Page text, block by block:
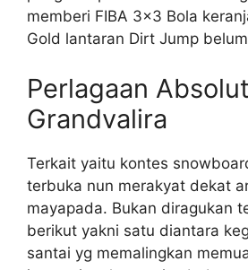
memberi FIBA 3×3 Bola
Gold lantaran Dirt Jump
Perlagaan Absolut
Grandvalira
Terkait yaitu kontes
terbuka nun merakyat dekat
mayapada. Bukan diragukan
berikut yakni satu diantara
santai yg memalingkan